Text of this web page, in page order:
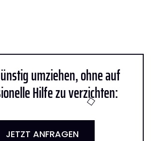
umziehen, ohne auf
Hilfe zu verzichten:
JETZT ANFRAGEN